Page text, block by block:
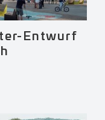
Entwurf